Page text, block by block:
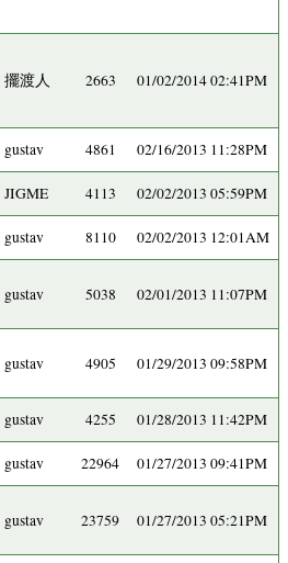
擺渡人 2663 01/02/2014 02:41PM
gustav 4861 02/16/2013 11:28PM
JIGME 4113 02/02/2013 05:59PM
gustav 8110 02/02/2013 12:01AM
gustav 5038 02/01/2013 11:07PM
gustav 4905 01/29/2013 09:58PM
gustav 4255 01/28/2013 11:42PM
gustav 22964 01/27/2013 09:41PM
gustav 23759 01/27/2013 05:21PM